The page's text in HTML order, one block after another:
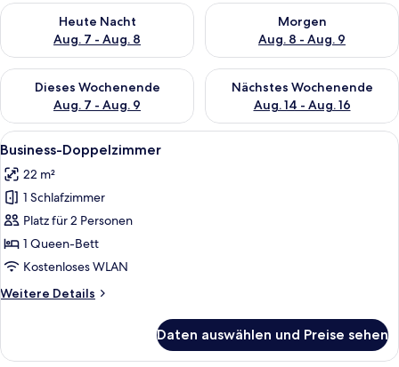
Heute Nacht
Aug. 7 - Aug. 8
Überprüfe die Verfügbarkeit für heute Nacht, Aug. 7 - Aug. 8.
Morgen
Aug. 8 - Aug. 9
Überprüfe die Verfügbarkeit
Dieses Wochenende
Aug. 7 - Aug. 9
Überprüfe die Verfügbarkeit für dieses Wochenende, Aug. 7
Nächstes Wochenende
Aug. 14 - Aug. 16
Überprüfe die Verfügbarkeit
Alle
Fotos
für
Business-
Doppelzimmer
anzeigen
Ein Hotelzimmer mit einem Bett,
7
Business-Doppelzimmer
22 m²
1 Schlafzimmer
Platz für 2 Personen
1 Queen-Bett
Kostenloses WLAN
Weitere Details
Weitere
Doppelzimmer
Daten auswählen und Preise sehen